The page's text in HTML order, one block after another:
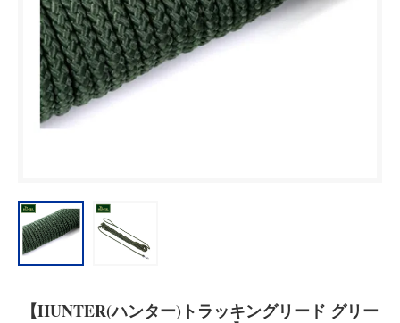
【HUNTER(ハンター)トラッキングリード グリー